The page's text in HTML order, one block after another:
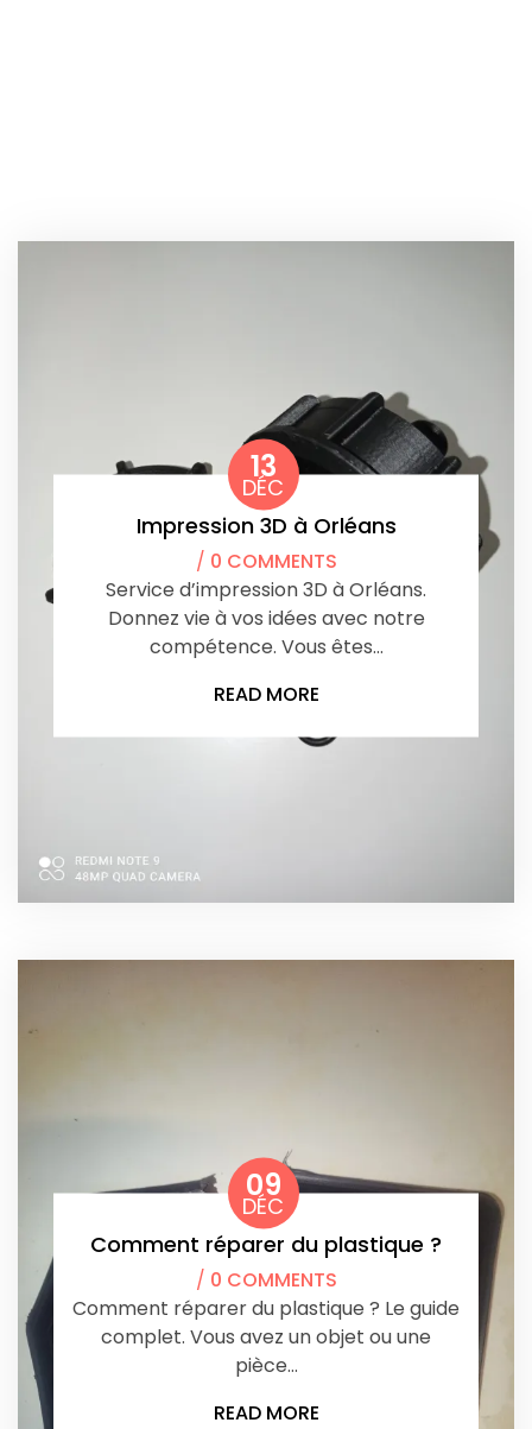
13
DÉC
Impression 3D à Orléans
/ 0 COMMENTS
Service d’impression 3D à Orléans.
Donnez vie à vos idées avec notre
compétence. Vous êtes…
READ MORE
09
DÉC
Comment réparer du plastique ?
/ 0 COMMENTS
Comment réparer du plastique ? Le guide
complet. Vous avez un objet ou une
pièce…
READ MORE